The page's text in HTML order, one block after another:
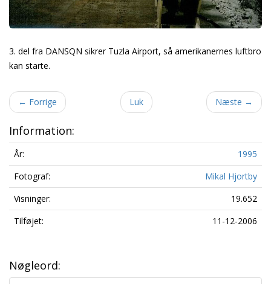
3. del fra DANSQN sikrer Tuzla Airport, så amerikanernes luftbro
kan starte.
← Forrige Luk Næste →
Information:
År:
1995
Fotograf:
Mikal Hjortby
Visninger:
19.652
Tilføjet:
11-12-2006
Nøgleord: